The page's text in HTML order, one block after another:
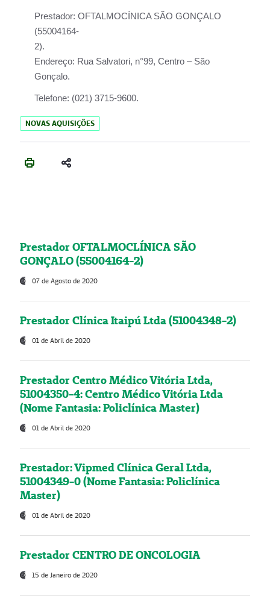
Prestador: OFTALMOCÍNICA SÃO GONÇALO
(55004164-
2).
Endereço: Rua Salvatori, n°99, Centro – São
Gonçalo.
Telefone: (021) 3715-9600.
NOVAS AQUISIÇÕES
Prestador OFTALMOCLÍNICA SÃO
GONÇALO (55004164-2)
07 de Agosto de 2020
Prestador Clínica Itaipú Ltda (51004348-2)
01 de Abril de 2020
Prestador Centro Médico Vitória Ltda,
51004350-4: Centro Médico Vitória Ltda
(Nome Fantasia: Policlínica Master)
01 de Abril de 2020
Prestador: Vipmed Clínica Geral Ltda,
51004349-0 (Nome Fantasia: Policlínica
Master)
01 de Abril de 2020
Prestador CENTRO DE ONCOLOGIA
15 de Janeiro de 2020